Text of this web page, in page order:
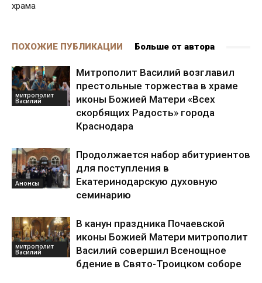
храма
ПОХОЖИЕ ПУБЛИКАЦИИ Больше от автора
митрополит
Василий
Митрополит Василий возглавил
престольные торжества в храме
иконы Божией Матери «Всех
скорбящих Радость» города
Краснодара
Анонсы
Продолжается набор абитуриентов
для поступления в
Екатеринодарскую духовную
семинарию
митрополит
Василий
В канун праздника Почаевской
иконы Божией Матери митрополит
Василий совершил Всенощное
бдение в Свято-Троицком соборе